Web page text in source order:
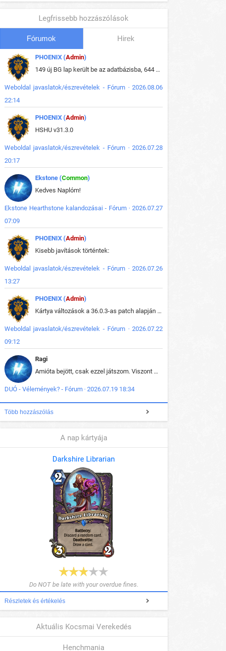
Legfrissebb hozzászólások
Fórumok Hirek
PHOENIX (Admin)
149 új BG lap került be az adatbázisba, 644 db meglévő BG lap módosult, bekerültek az új képek a megváltozott lapokhoz is.
Weboldal javaslatok/észrevételek - Fórum · 2026.08.06
22:14
PHOENIX (Admin)
HSHU v31.3.0
Weboldal javaslatok/észrevételek - Fórum · 2026.07.28
20:17
Ekstone (Common)
Kedves Naplóm!
Ekstone Hearthstone kalandozásai - Fórum · 2026.07.27
07:09
PHOENIX (Admin)
Kisebb javítások történtek:
Weboldal javaslatok/észrevételek - Fórum · 2026.07.26
13:27
PHOENIX (Admin)
Kártya változások a 36.0.3-as patch alapján frissítve az adatbázisban (képek is cserélve).
Weboldal javaslatok/észrevételek - Fórum · 2026.07.22
09:12
Ragi
Amióta bejött, csak ezzel játszom. Viszont mint minden más - akár az alapjáték is, ez is baromira összetett lett. Néha már pár kör után is esélytelen az egész. Vagy irreállisan túltápol valaki, vagy lelép a partner, vagy csak hülye mint a segg. És amikor eljönne az én időm, na akkor jön el mindenki másé is. Engem jobban érdekelne, hogy ki milyen ratingen szokott játszani. Na ez lenne egy érdekes adat.
DUÓ - Vélemények? - Fórum · 2026.07.19 18:34
Több hozzászólás
A nap kártyája
Darkshire Librarian
Do NOT be late with your overdue fines.
Részletek és értékelés
Aktuális Kocsmai Verekedés
Henchmania